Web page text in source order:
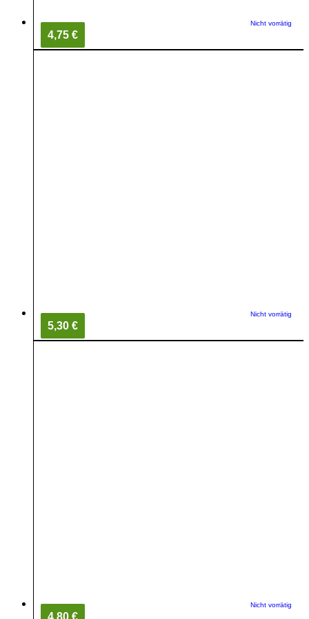
Nicht vorrätig
4,75 €
Nicht vorrätig
5,30 €
Nicht vorrätig